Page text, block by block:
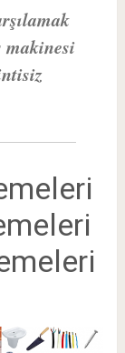
makinesi